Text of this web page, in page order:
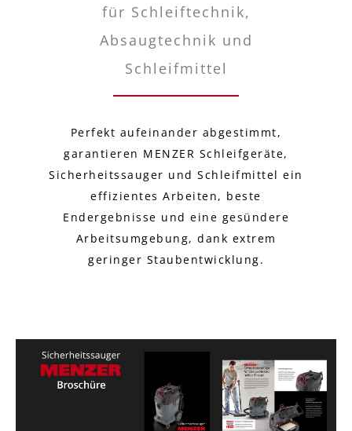
für Schleiftechnik,
Absaugtechnik und
Schleifmittel
Perfekt aufeinander abgestimmt,
garantieren MENZER Schleifgeräte,
Sicherheitssauger und Schleifmittel ein
effizientes Arbeiten, beste
Endergebnisse und eine gesündere
Arbeitsumgebung, dank extrem
geringer Staubentwicklung.